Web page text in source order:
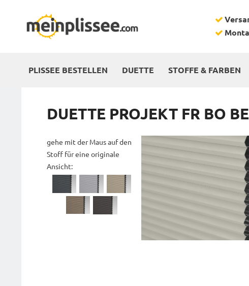
PLISSEE BESTELLEN DUETTE STOFFE & FARBEN
DUETTE PROJEKT FR BO
gehe mit der Maus auf den
Stoff für eine originale
Ansicht: